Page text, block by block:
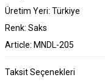
Üretim Yeri: Türkiye
Renk: Saks
Article: MNDL-205
Taksit Seçenekleri